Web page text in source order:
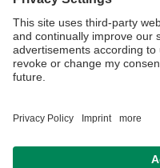
Der Workshop fand im
Faire Stadtrundgänge –
e.V. statt. Die
ENGAGEMENT